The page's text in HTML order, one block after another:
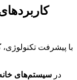
با پیشرفت تکنولوژی،
در سیستم‌های